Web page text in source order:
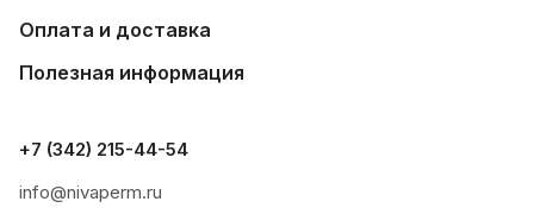
Оплата и доставка
Полезная информация
+7 (342) 215-44-54
info@nivaperm.ru